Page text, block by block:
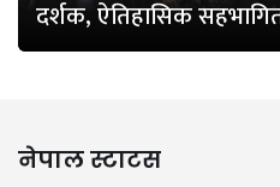
दर्शक, ऐतिहासिक
नेपाल स्टाटस